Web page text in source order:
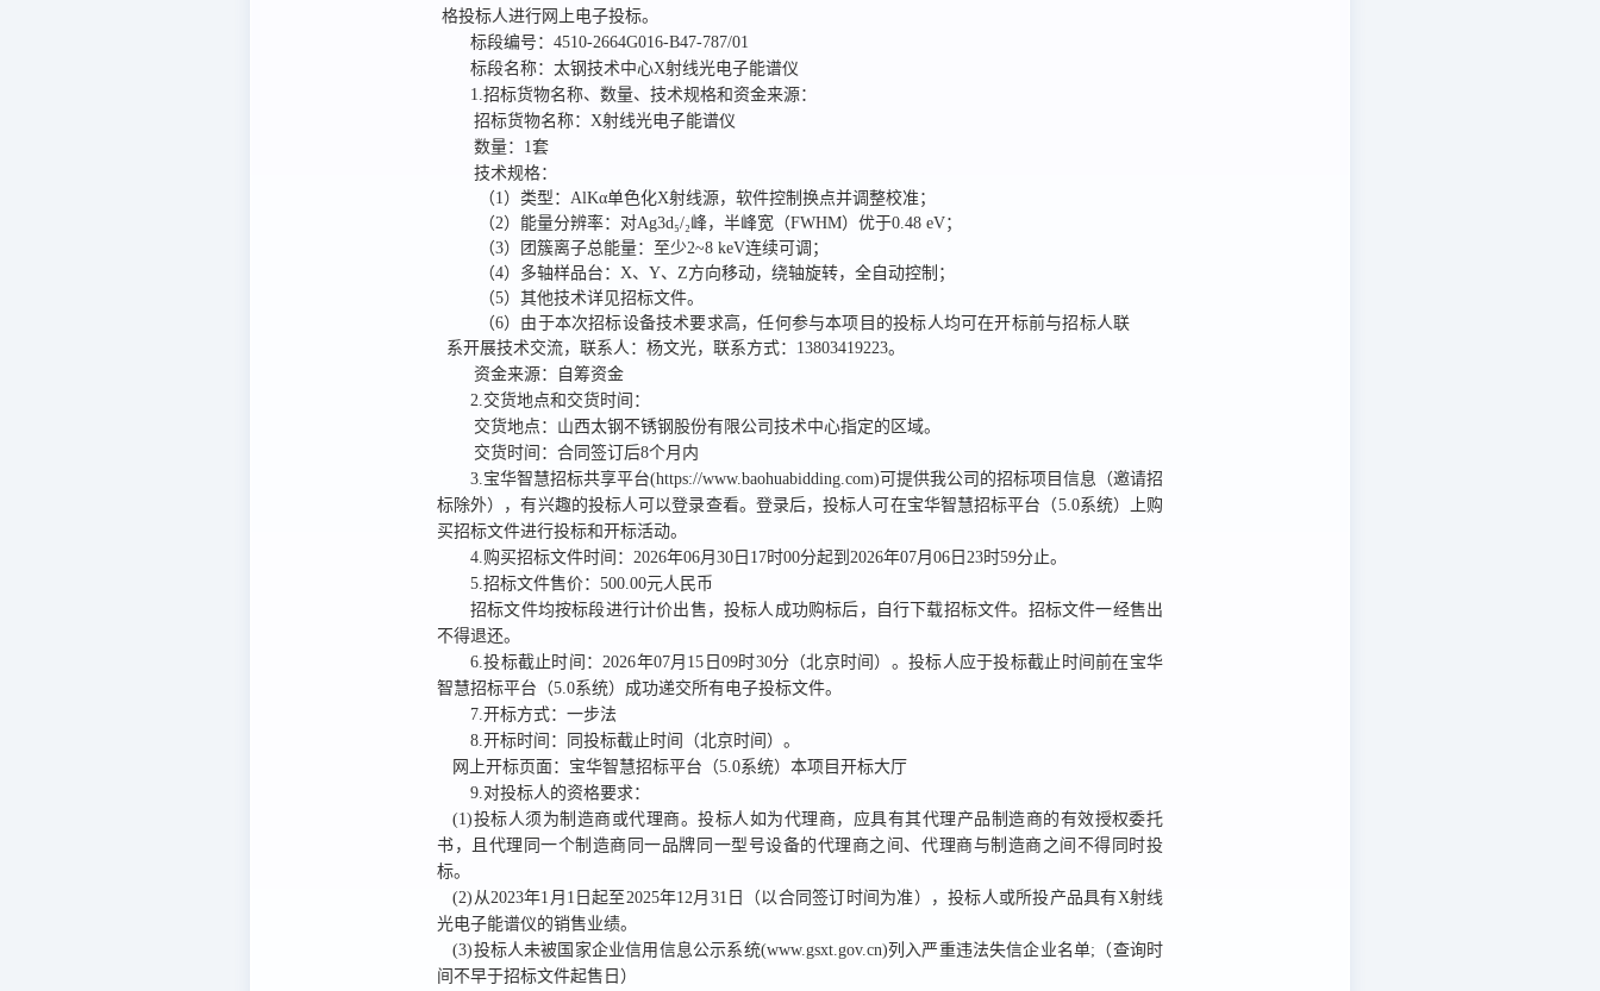
格投标人进行网上电子投标。
标段编号： 4510-2664G016-B47-787/01
标段名称： 太钢技术中心X射线光电子能谱仪
1.招标货物名称、数量、技术规格和资金来源：
招标货物名称： X射线光电子能谱仪
数量： 1套
技术规格：
（1）类型：AlKα单色化X射线源，软件控制换点并调整校准；
（2）能量分辨率：对Ag3d₅/₂峰，半峰宽（FWHM）优于0.48 eV；
（3）团簇离子总能量：至少2~8 keV连续可调；
（4）多轴样品台：X、Y、Z方向移动，绕轴旋转，全自动控制；
（5）其他技术详见招标文件。
（6）由于本次招标设备技术要求高，任何参与本项目的投标人均可在开标前与招标人联
系开展技术交流，联系人：杨文光，联系方式：13803419223。
资金来源：
自筹资金
2.交货地点和交货时间：
交货地点： 山西太钢不锈钢股份有限公司技术中心指定的区域。
交货时间： 合同签订后8个月内
3.宝华智慧招标共享平台(https://www.baohuabidding.com)可提供我公司的招标项目信息（邀请招
标除外），有兴趣的投标人可以登录查看。 登录后，投标人可在宝华智慧招标平台（5.0系统）上购
买招标文件进行投标和开标活动。
4.购买招标文件时间： 2026年06月30日17时00分起到 2026年07月06日23时59分止。
5.招标文件售价： 500.00元人民币
招标文件均按标段进行计价出售 ， 投标人 成功购标后 ，自行下载招标文件。招标文件一经售出
不得退还。
6.投标截止时间： 2026年07月15日09时30分 （北京时间）。投标人应于投标截止时间前在宝华
智慧招标平台（5.0系统） 成功递交所有电子投标文件。
7.开标方式： 一步法
8.开标时间：
同投标截止时间
（北京时间）。
网上开标页面：宝华智慧招标平台（5.0系统）本项目开标大厅
9.对投标人的资格要求：
(1)投标人须为制造商或代理商。投标人如为代理商，应具有其代理产品制造商的有效授权委托
书，且代理同一个制造商同一品牌同一型号设备的代理商之间、代理商与制造商之间不得同时投
标。
(2)从2023年1月1日起至2025年12月31日（以合同签订时间为准），投标人或所投产品具有X射线
光电子能谱仪的销售业绩。
(3)投标人未被国家企业信用信息公示系统(www.gsxt.gov.cn)列入严重违法失信企业名单;（查询时
间不早于招标文件起售日）